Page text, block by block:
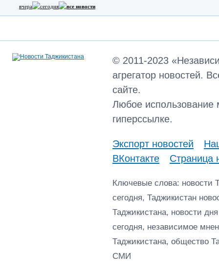
вчера сегодня все новости
© 2011-2023
агрегатор новостей.
сайте.
Любое использование
гиперссылке.
Экспорт новостей
ВКонтакте
Страница
Ключевые слова: новости
сегодня, Таджикистан
Таджикистана, новости
сегодня, независимое
Таджикистана, общество
СМИ